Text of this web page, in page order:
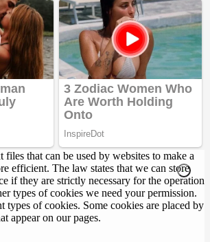
files that can be used by websites to make a
efficient. The law states that we can store
if they are strictly necessary for the operation
types of cookies we need your permission.
types of cookies. Some cookies are placed by
appear on our pages.